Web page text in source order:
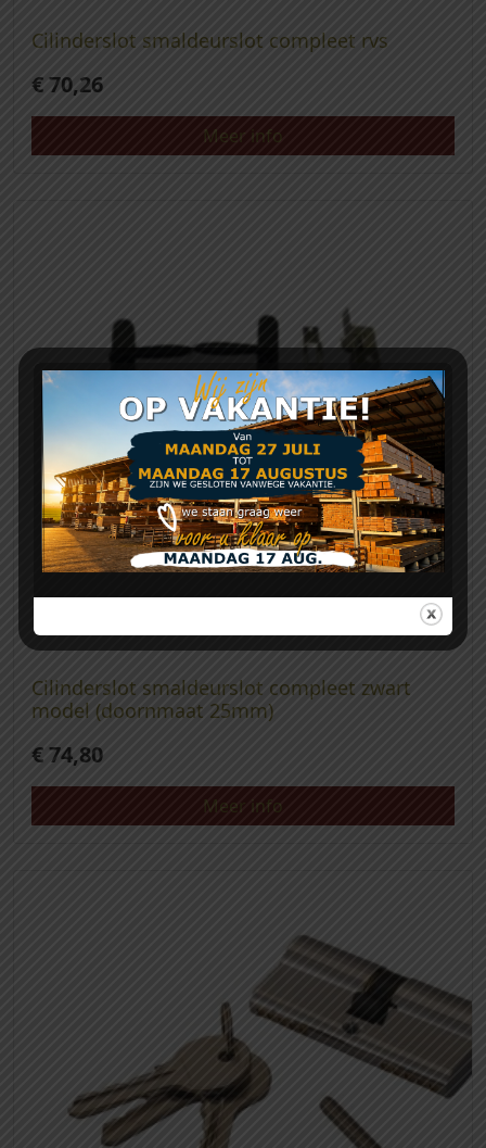
Cilinderslot smaldeurslot compleet rvs
€70,26
Meer info
Cilinderslot smaldeurslot compleet zwart
model (doornmaat 25mm)
€74,80
Meer info